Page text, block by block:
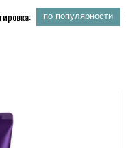
по популярности